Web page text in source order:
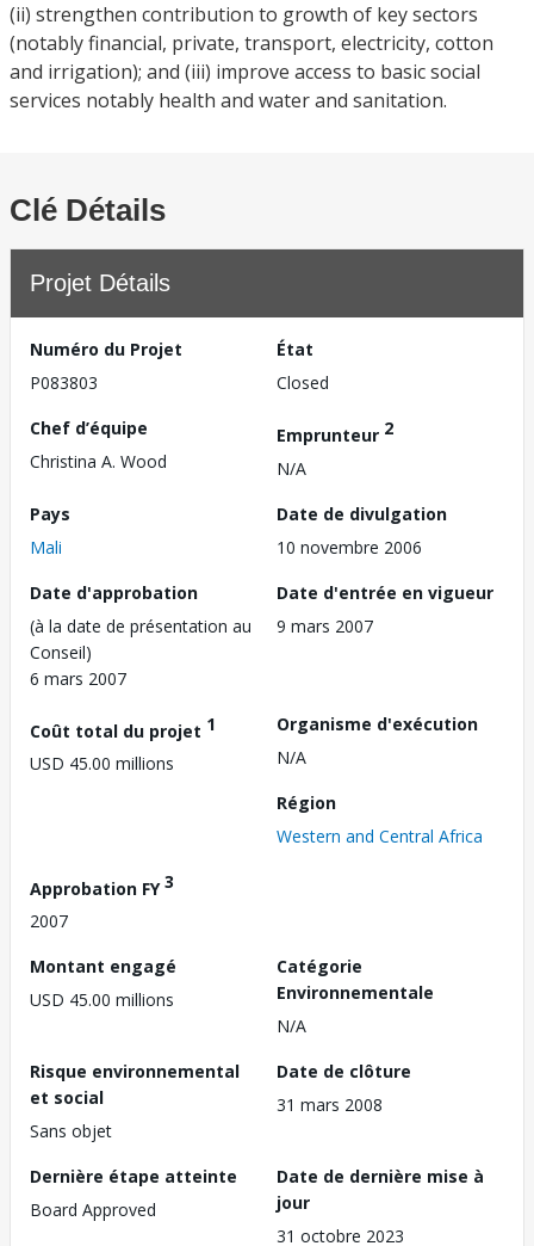
(ii) strengthen contribution to growth of key sectors
(notably financial, private, transport, electricity, cotton
and irrigation); and (iii) improve access to basic social
services notably health and water and sanitation.
Clé Détails
Projet Détails
Numéro du Projet
P083803
État
Closed
Chef d’équipe
Christina A. Wood
Emprunteur 2
N/A
Pays
Mali
Date de divulgation
10 novembre 2006
Date d'approbation
(à la date de présentation au
Conseil)
6 mars 2007
Date d'entrée en vigueur
9 mars 2007
Coût total du projet 1
USD 45.00 millions
Organisme d'exécution
N/A
Région
Western and Central Africa
Approbation FY3
2007
Montant engagé
USD 45.00 millions
Catégorie
Environnementale
N/A
Risque environnemental
et social
Sans objet
Date de clôture
31 mars 2008
Dernière étape atteinte
Board Approved
Date de dernière mise à
jour
31 octobre 2023